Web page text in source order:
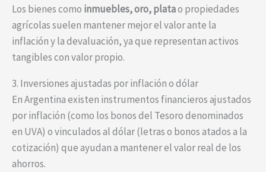
Los bienes como inmuebles, oro, platao propiedades
agrícolas suelen mantener mejor el valor ante la
inflación y la devaluación, ya que representan activos
tangibles con valor propio.
3. Inversiones ajustadas por inflación o dólar
En Argentina existen instrumentos financieros ajustados
por inflación (como los bonos del Tesoro denominados
en UVA) o vinculados al dólar (letras o bonos atados a la
cotización) que ayudan a mantener el valor real de los
ahorros.